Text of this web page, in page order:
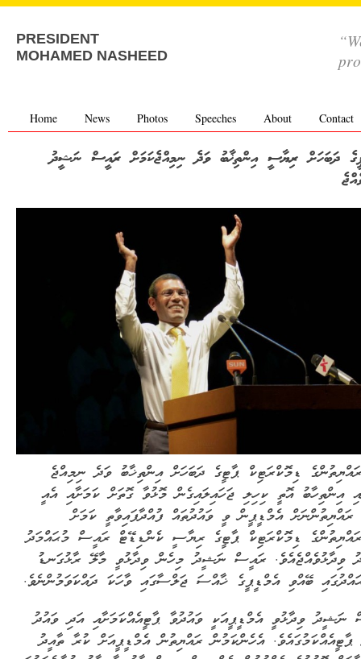
PRESIDENT
MOHAMED NASHEED
Home News Photos Speeches About Contact
ދަބަހަށް ރިޔާސީ އިންތިޚާބު ވަދެ ނިމިއްޖެކަމަށް ރައީސް ނަޝީދު
ޑިމޮކްރަޓިކް ޕާޓީގެ ދަބަހަށް އިންތިޚާބު ވަދެ ނިމިއްޖެ
އިންތިހާބު އޮތީ ކިހިލި ޖަހައިލައިގެން މޮޅުވާ ގޮތަށް ކަމަށާއި އެއީ
ރައްޔިތުންނަށް އެމްޑީޕީން ވީ ވައުދުތައް ފުއްދާފައިވާތީ ކަމަށް
ޑިމޮކްރަޓިކް ޕާޓީގެ ރިޔާސީ ކެންޑިޑޭޓް ރައީސް މުޙައްމަދު
ވިދާޅުވެއްޖެއެވެ. ރައީސް ނަޝީދު މިހެން ވިދާޅުވީ މާލޭ ރާޅުގަނޑު
ބޭއްވި އެމްޑީޕީގެ ޚާއްސަ ޖަލްސާގައި ވާހަކަ ދައްކަވަމުންނެވެ.
ނަޝީދު ވިދާޅުވީ އެމްޑީޕީއަކީ ވައުދުވާ ޕާޓީއެއްކަމަށާއި އަދި ވައުދު
ޕާޓީއެއްކަމުގައެވެ. އެހެންކަމުން ރައްޔިތުން އެމްޑީޕީއަށް ކުރާ ތާއީދު